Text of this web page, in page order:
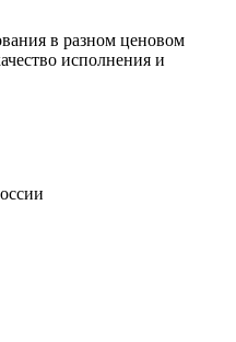
в разном ценовом
исполнения и